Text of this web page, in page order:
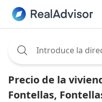
Precio de la
Fontellas,